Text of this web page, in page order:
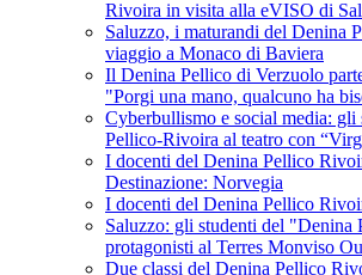
Rivoira in visita alla eVISO di
Saluzzo, i maturandi del Denina
viaggio a Monaco di Baviera
Il Denina Pellico di Verzuolo
"Porgi una mano, qualcuno ha
Cyberbullismo e social media: gli
Pellico-Rivoira al teatro con
I docenti del Denina Pellico
Destinazione: Norvegia
I docenti del Denina Pellico
Saluzzo: gli studenti del "Denina
protagonisti al Terres Monviso
Due classi del Denina Pellico